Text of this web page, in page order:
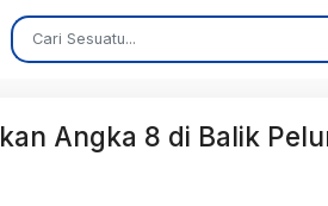
Angka 8 di Balik